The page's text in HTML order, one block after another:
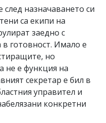
назначаването си
са екипи на
заедно с
в готовност. Имало е
но
не е функция на
секретар е бил в
управител и
конкретни